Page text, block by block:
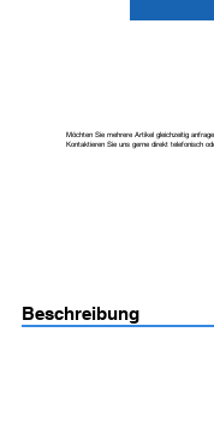
Möchten Sie mehrere Artikel gleichzeitig
Kontaktieren Sie uns gerne direkt telefonisch
Beschreibung